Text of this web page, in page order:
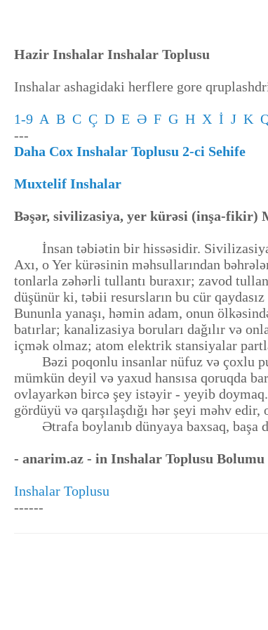
Hazir Inshalar Inshalar Toplusu
Inshalar ashagidaki herflere gore
1-9 A B C Ç D E Ə F G H X İ J K
---
Daha Cox Inshalar Toplusu 2-ci Sehife
Muxtelif Inshalar
Bəşər, sivilizasiya, yer kürəsi (inşa-fikir)
İnsan təbiətin bir hissəsidir.
Axı, o Yer kürəsinin məhsullarından
tonlarla zəhərli tullantı buraxır; zavod
düşünür ki, təbii resursların bu cür
Bununla yanaşı, həmin adam, onun
batırlar; kanalizasiya boruları dağılır və
içmək olmaz; atom elektrik stansiyalar
Bəzi poqonlu insanlar nüfuz və çoxlu pul
mümkün deyil və yaxud hansısa qoruqda
ovlayarkən bircə şey istəyir - yeyib
gördüyü və qarşılaşdığı hər şeyi məhv
Ətrafa boylanıb dünyaya baxsaq, başa
- anarim.az - in Inshalar Toplusu Bolumu
Inshalar Toplusu
------